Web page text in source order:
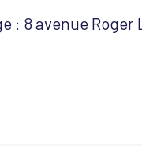
: 8 avenue